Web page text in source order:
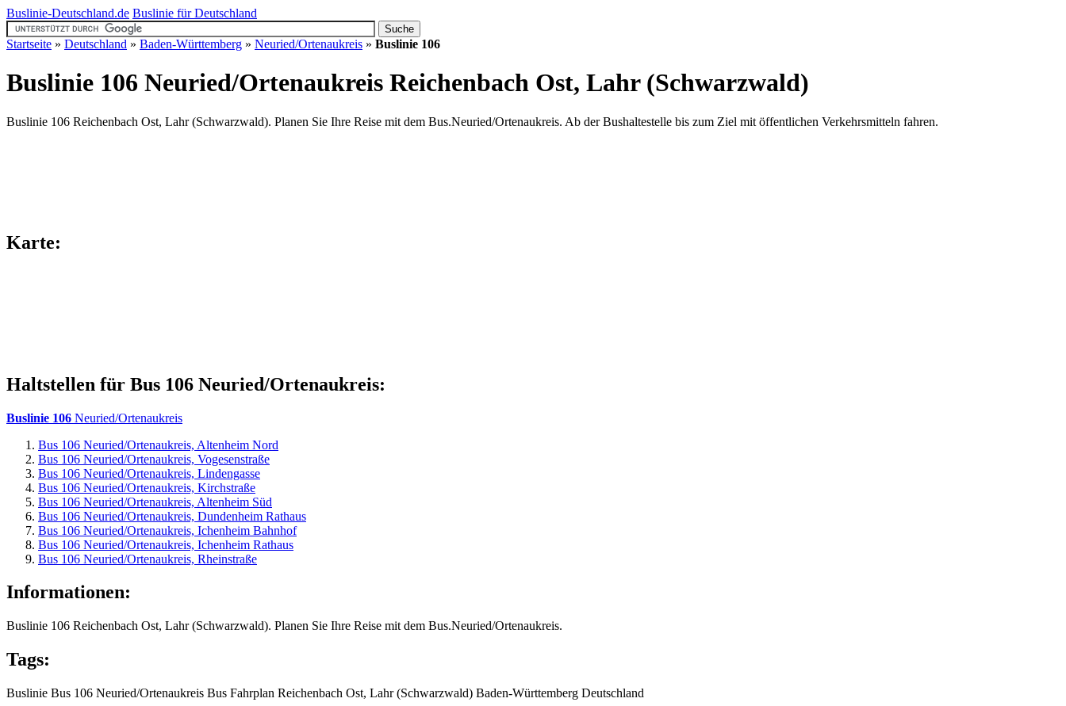
Buslinie-Deutschland.de Buslinie für Deutschland
Startseite » Deutschland » Baden-Württemberg » Neuried/Ortenaukreis » Buslinie 106
Buslinie 106 Neuried/Ortenaukreis Reichenbach Ost, Lahr (Schwarzwald)
Buslinie 106 Reichenbach Ost, Lahr (Schwarzwald). Planen Sie Ihre Reise mit dem Bus.Neuried/Ortenaukreis. Ab der Bushaltestelle bis zum Ziel mit öffentlichen Verkehrsmitteln fahren.
Karte:
Haltstellen für Bus 106 Neuried/Ortenaukreis:
Buslinie 106 Neuried/Ortenaukreis
Bus 106 Neuried/Ortenaukreis, Altenheim Nord
Bus 106 Neuried/Ortenaukreis, Vogesenstraße
Bus 106 Neuried/Ortenaukreis, Lindengasse
Bus 106 Neuried/Ortenaukreis, Kirchstraße
Bus 106 Neuried/Ortenaukreis, Altenheim Süd
Bus 106 Neuried/Ortenaukreis, Dundenheim Rathaus
Bus 106 Neuried/Ortenaukreis, Ichenheim Bahnhof
Bus 106 Neuried/Ortenaukreis, Ichenheim Rathaus
Bus 106 Neuried/Ortenaukreis, Rheinstraße
Informationen:
Buslinie 106 Reichenbach Ost, Lahr (Schwarzwald). Planen Sie Ihre Reise mit dem Bus.Neuried/Ortenaukreis.
Tags:
Buslinie Bus 106 Neuried/Ortenaukreis Bus Fahrplan Reichenbach Ost, Lahr (Schwarzwald) Baden-Württemberg Deutschland